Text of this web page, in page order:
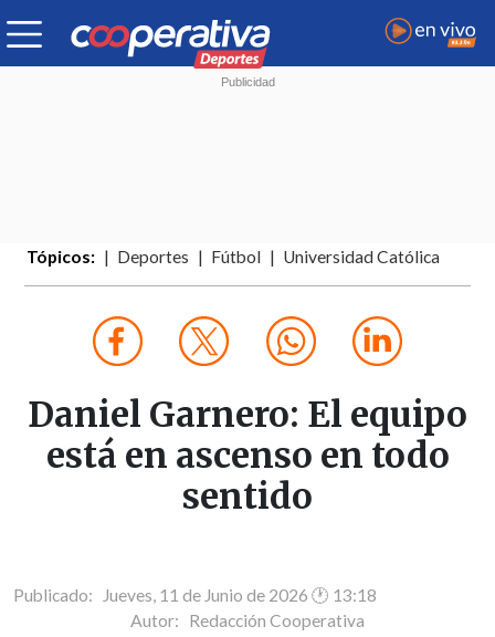
Tópicos: Deportes Fútbol Universidad Católica
Daniel Garnero: El equipo
está en ascenso en todo
sentido
Publicado: Jueves, 11 de Junio de 2026 🕐 13:18
Autor: Redacción Cooperativa